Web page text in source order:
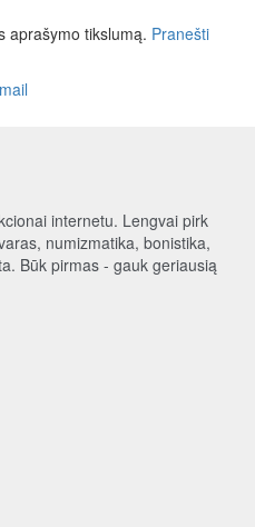
aprašymo tikslumą. Pranešti
internetu. Lengvai pirk
numizmatika, bonistika,
Būk pirmas - gauk geriausią